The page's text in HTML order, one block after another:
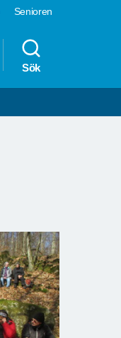
Senioren
Sök